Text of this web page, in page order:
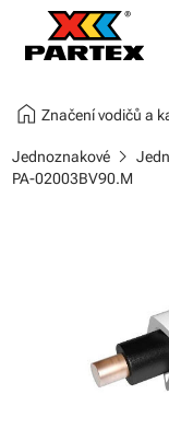
home Značení vodičů a
Jednoznakovéchevron_right
PA-02003BV90.M